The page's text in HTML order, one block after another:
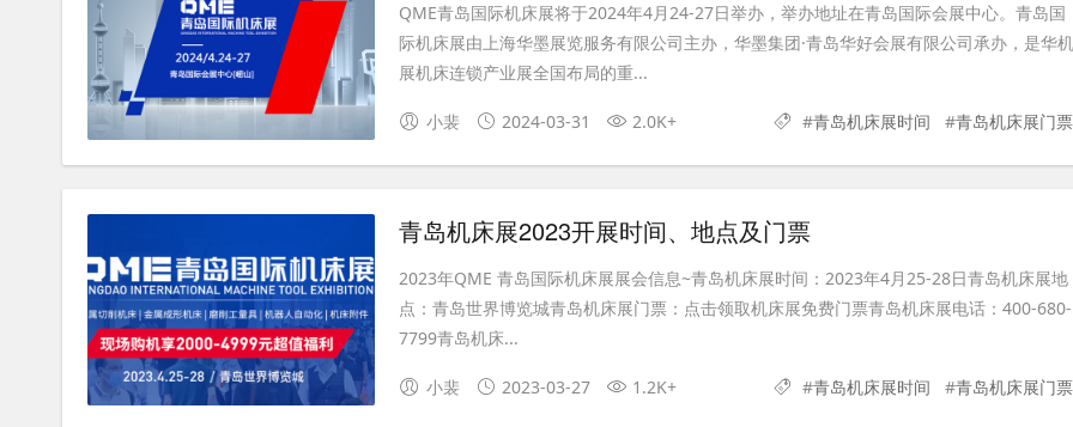
QME青岛国际机床展将于2024年4月24-27日举办，举办地址在青岛国际会展中心。青岛国
际机床展由上海华墨展览服务有限公司主办，华墨集团·青岛华好会展有限公司承办，是华机
展机床连锁产业展全国布局的重...
小裴 2024-03-31 2.0K+ #青岛机床展时间 #青岛机床展门票
青岛机床展2023开展时间、地点及门票
2023年QME 青岛国际机床展展会信息~青岛机床展时间：2023年4月25-28日青岛机床展地
点：青岛世界博览城青岛机床展门票：点击领取机床展免费门票青岛机床展电话：400-680-
7799青岛机床...
小裴 2023-03-27 1.2K+ #青岛机床展时间 #青岛机床展门票